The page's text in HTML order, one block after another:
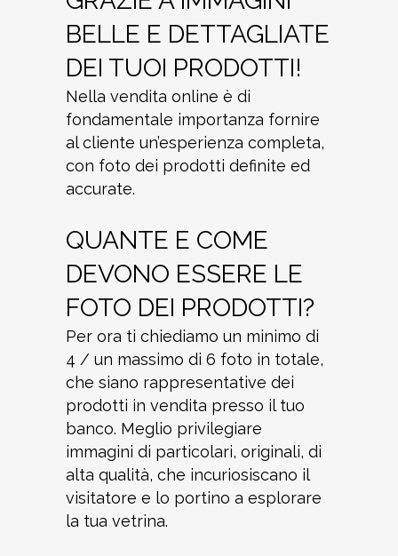
BELLE E DETTAGLIATE
DEI TUOI PRODOTTI!
Nella vendita online è di
fondamentale importanza fornire
al cliente un’esperienza completa,
con foto dei prodotti definite ed
accurate.
QUANTE E COME
DEVONO ESSERE LE
FOTO DEI PRODOTTI?
Per ora ti chiediamo un minimo di
4 / un massimo di 6 foto in totale,
che siano rappresentative dei
prodotti in vendita presso il tuo
banco. Meglio privilegiare
immagini di particolari, originali, di
alta qualità, che incuriosiscano il
visitatore e lo portino a esplorare
la tua vetrina.